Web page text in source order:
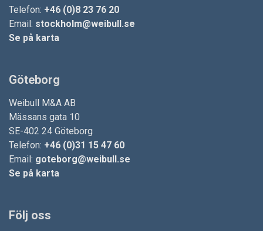
Telefon: +46 (0)8 23 76 20
Email: stockholm@weibull.se
Se på karta
Göteborg
Weibull M&A AB
Mässans gata 10
SE-402 24 Göteborg
Telefon: +46 (0)31 15 47 60
Email: goteborg@weibull.se
Se på karta
Följ oss